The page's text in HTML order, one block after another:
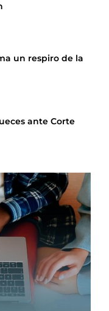
un respiro de la
ante Corte